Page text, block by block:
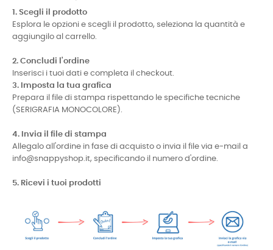
1. Scegli il prodotto
Esplora le opzioni e scegli il prodotto, seleziona la quantità e
aggiungilo al carrello.
2. Concludi l'ordine
Inserisci i tuoi dati e completa il checkout.
3. Imposta la tua grafica
Prepara il file di stampa rispettando le specifiche tecniche
(SERIGRAFIA MONOCOLORE).
4. Invia il file di stampa
Allegalo all'ordine in fase di acquisto o invia il file via e-mail a
info@snappyshop.it, specificando il numero d'ordine.
5. Ricevi i tuoi prodotti